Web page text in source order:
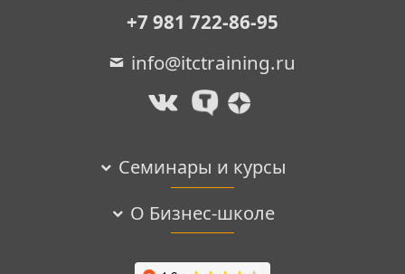
+7 981 722-86-95
info@itctraining.ru
Семинары и курсы
О Бизнес-школе